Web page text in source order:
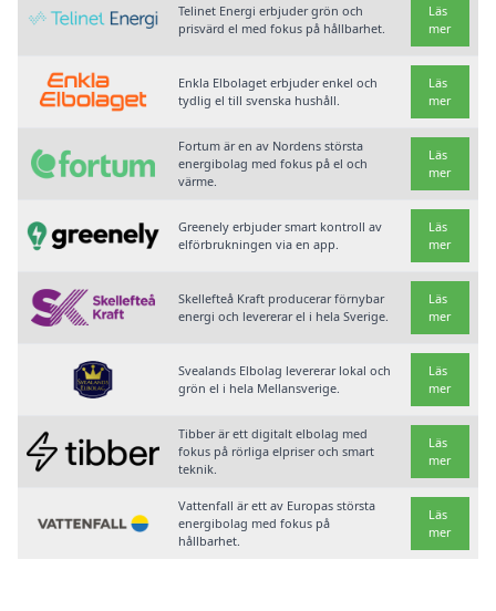
Telinet Energi erbjuder grön och
prisvärd el med fokus på hållbarhet.
Läs
mer
Enkla Elbolaget erbjuder enkel och
tydlig el till svenska hushåll.
Läs
mer
Fortum är en av Nordens största
energibolag med fokus på el och
värme.
Läs
mer
Greenely erbjuder smart kontroll av
elförbrukningen via en app.
Läs
mer
Skellefteå Kraft producerar förnybar
energi och levererar el i hela Sverige.
Läs
mer
Svealands Elbolag levererar lokal och
grön el i hela Mellansverige.
Läs
mer
Tibber är ett digitalt elbolag med
fokus på rörliga elpriser och smart
teknik.
Läs
mer
Vattenfall är ett av Europas största
energibolag med fokus på
hållbarhet.
Läs
mer